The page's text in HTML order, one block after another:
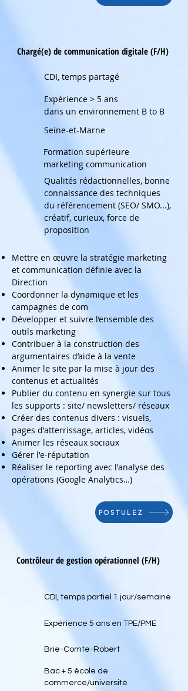
Mettre en œuvre la stratégie marketing
et communication définie avec la
Direction
Coordonner la dynamique et les
campagnes de com
Développer et suivre l’ensemble des
outils marketing
Contribuer à la construction des
argumentaires d’aide à la vente
Animer le site par la mise à jour des
contenus et actualités
Publier du contenu en synergie sur tous
les supports : site/ newsletters/ réseaux
Créer des contenus divers : visuels,
pages d'atterrissage, articles, vidéos
Animer les réseaux sociaux
Gérer l'e-réputation
Réaliser le reporting avec l'analyse des
opérations (Google Analytics…)
Formation supérieure
marketing communication
Expérience > 5 ans
dans un environnement B to B
Qualités rédactionnelles, bonne
connaissance des techniques
du référencement (SEO/ SMO...),
créatif, curieux, force de
proposition
Chargé(e) de communication digitale (F/H)
CDI, temps partagé
Seine-et-Marne
POSTULEZ
Brie-Comte-Robert
Contrôleur de gestion opérationnel (F/H)
CDI, temps partiel 1 jour/semaine
Bac + 5 école de
commerce/université
Expérience 5 ans en TPE/PME